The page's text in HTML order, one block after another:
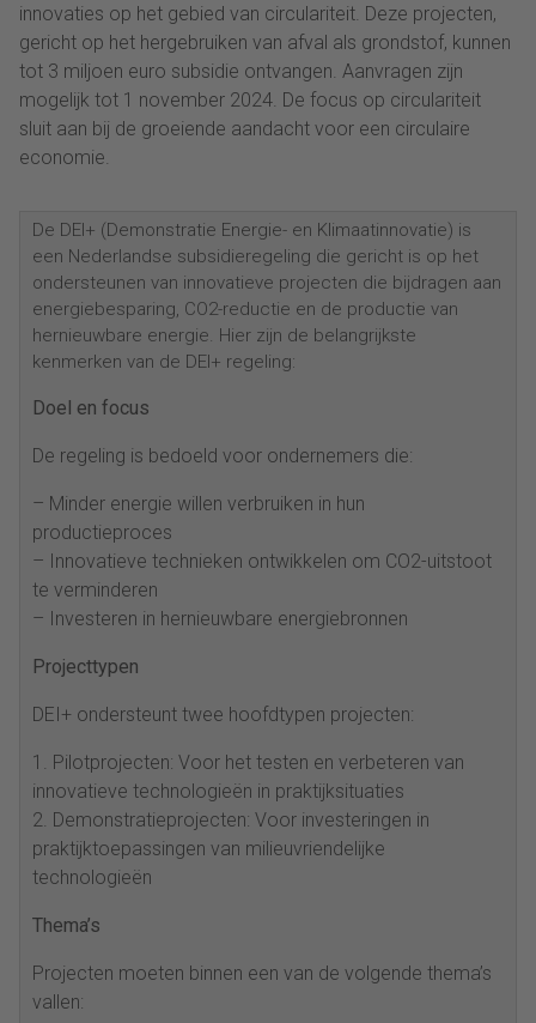
innovaties op het gebied van circulariteit. Deze projecten,
gericht op het hergebruiken van afval als grondstof, kunnen
tot 3 miljoen euro subsidie ontvangen. Aanvragen zijn
mogelijk tot 1 november 2024. De focus op circulariteit
sluit aan bij de groeiende aandacht voor een circulaire
economie.
De DEI+ (Demonstratie Energie- en Klimaatinnovatie) is
een Nederlandse subsidieregeling die gericht is op het
ondersteunen van innovatieve projecten die bijdragen aan
energiebesparing, CO2-reductie en de productie van
hernieuwbare energie. Hier zijn de belangrijkste
kenmerken van de DEI+ regeling:
Doel en focus
De regeling is bedoeld voor ondernemers die:
– Minder energie willen verbruiken in hun
productieproces
– Innovatieve technieken ontwikkelen om CO2-uitstoot
te verminderen
– Investeren in hernieuwbare energiebronnen
Projecttypen
DEI+ ondersteunt twee hoofdtypen projecten:
1. Pilotprojecten: Voor het testen en verbeteren van
innovatieve technologieën in praktijksituaties
2. Demonstratieprojecten: Voor investeringen in
praktijktoepassingen van milieuvriendelijke
technologieën
Thema’s
Projecten moeten binnen een van de volgende thema’s
vallen: